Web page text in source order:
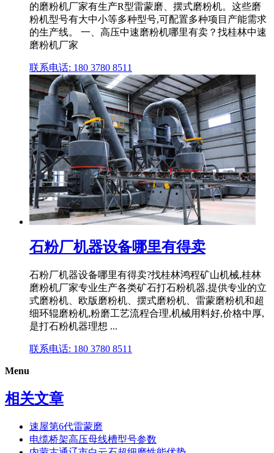
的磨粉机厂家有生产R型雷蒙磨、摆式磨粉机。这些磨
粉机型号有大中小等多种型号,可配置多种项目产能需求
的生产线。 一、高压中速磨粉机哪里有卖？找桂林中速
磨粉机厂家
联系电话: 180 3780 8511
石粉厂机器设备哪里有得卖
石粉厂机器设备哪里有得卖?找桂林鸿程矿山机械,桂林
磨粉机厂家专业生产各类矿石打石粉机器,提供专业的立
式磨粉机、欧版磨粉机、摆式磨粉机、雷蒙磨粉机和超
细环辊磨粉机,粉磨工艺流程合理,机械用料好,价格中厚,
是打石粉机器理想 ...
联系电话: 180 3780 8511
Menu
相关文章
速屋第6代雷蒙磨
电缆桥架高压母线槽型号参数